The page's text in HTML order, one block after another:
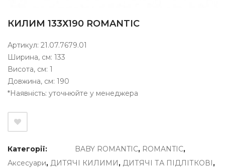
КИЛИМ 133Х190 ROMANTIC
Артикул: 21.07.7679.01
Ширина, см: 133
Висота, см: 1
Довжина, cм: 190
*Наявність: уточнюйте у менеджера
Категорії: BABY ROMANTIC, ROMANTIC,
Аксесуари, ДИТЯЧІ КИЛИМИ, ДИТЯЧІ ТА ПІДЛІТКОВІ,